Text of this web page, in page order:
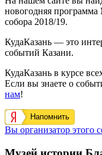
новогодняя программа
собора 2018/19.
КудаКазань — это
событий Казани.
КудаКазань в курсе
Если вы знаете о
нам!
Напомнить
Вы организатор этого